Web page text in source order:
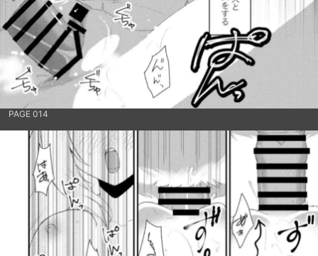
PAGE 014